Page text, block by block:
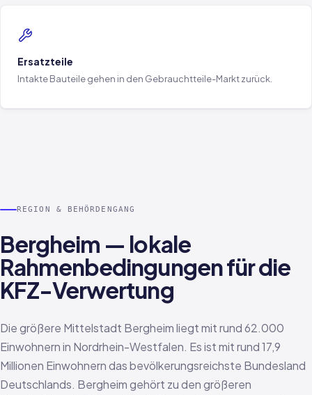
Ersatzteile
Intakte Bauteile gehen in den Gebrauchtteile-Markt zurück.
REGION & BEHÖRDENGANG
Bergheim — lokale
Rahmenbedingungen für die
KFZ-Verwertung
Die größere Mittelstadt Bergheim liegt mit rund 62.000
Einwohnern in Nordrhein-Westfalen. Es ist mit rund 17,9
Millionen Einwohnern das bevölkerungsreichste Bundesland
Deutschlands. Bergheim gehört zu den größeren